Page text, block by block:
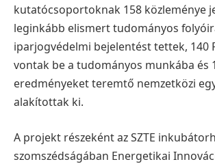
kutatócsoportoknak 158 közleménye
leginkább elismert tudományos
iparjogvédelmi bejelentést tettek, 140
vontak be a tudományos munkába és
eredményeket teremtő nemzetközi
alakítottak ki.
A projekt részeként az SZTE
szomszédságában Energetikai